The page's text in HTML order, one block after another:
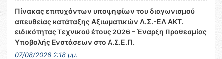
Πίνακας επιτυχόντων υποψηφίων του διαγωνισμού
απευθείας κατάταξης Αξιωματικών Λ.Σ.-ΕΛ.ΑΚΤ.
ειδικότητας Τεχνικού έτους 2026 – Έναρξη Προθεσμίας
Υποβολής Ενστάσεων στο Α.Σ.Ε.Π.
07/08/2026 2:18 μμ.